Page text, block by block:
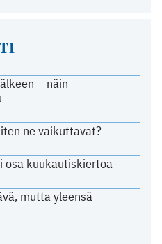
– näin
ne vaikuttavat?
osa kuukautiskiertoa
mutta yleensä